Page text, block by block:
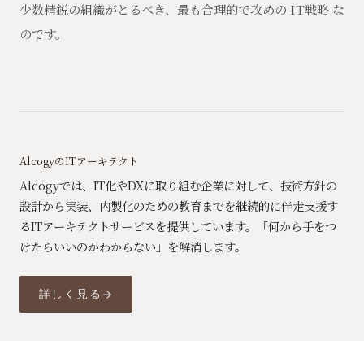
少数精鋭の組織がとるべき、最も合理的で攻めの IT戦略 な
のです。
AlcogyのITアーキテクト
Alcogyでは、IT化やDXに取り組む企業に対して、技術方針の
設計から実装、内製化のための教育までを継続的に伴走支援す
るITアーキテクトサービスを提供しています。「何から手をつ
けたらいいのかわからない」を解消します。
詳しく見る